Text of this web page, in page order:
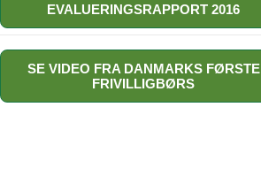
EVALUERINGSRAPPORT 2016
SE VIDEO FRA DANMARKS FØRSTE
FRIVILLIGBØRS